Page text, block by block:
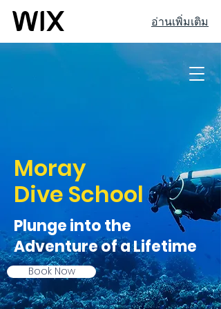
อ่านเพิ่มเติม